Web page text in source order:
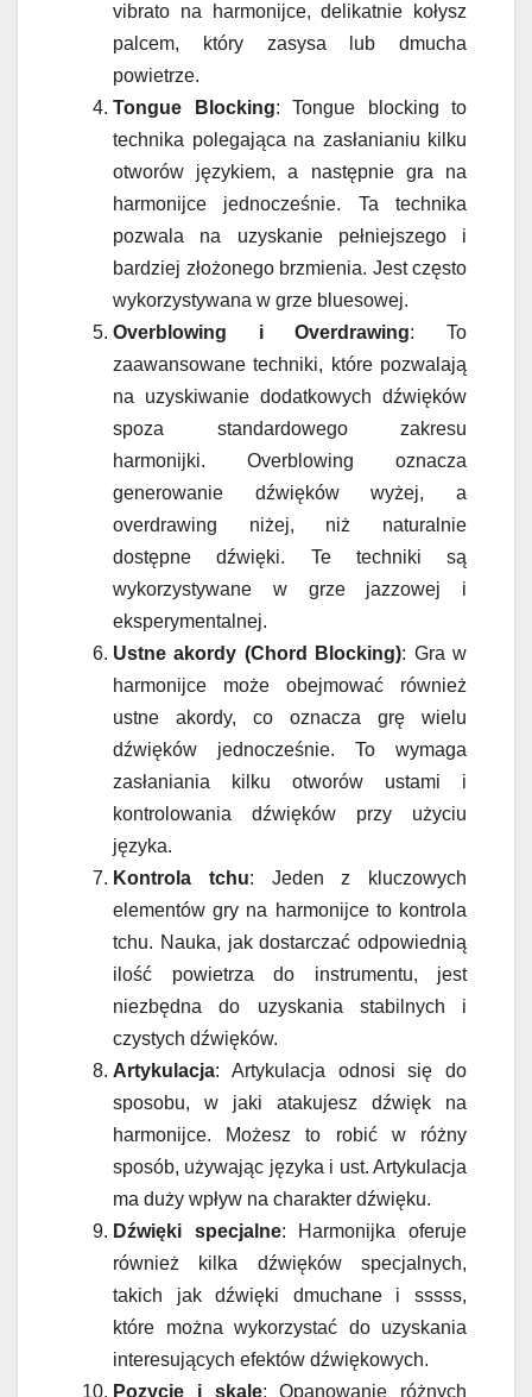
vibrato na harmonijce, delikatnie kołysz
palcem, który zasysa lub dmucha
powietrze.
Tongue Blocking: Tongue blocking to
technika polegająca na zasłanianiu kilku
otworów językiem, a następnie gra na
harmonijce jednocześnie. Ta technika
pozwala na uzyskanie pełniejszego i
bardziej złożonego brzmienia. Jest często
wykorzystywana w grze bluesowej.
Overblowing i Overdrawing: To
zaawansowane techniki, które pozwalają
na uzyskiwanie dodatkowych dźwięków
spoza standardowego zakresu
harmonijki. Overblowing oznacza
generowanie dźwięków wyżej, a
overdrawing niżej, niż naturalnie
dostępne dźwięki. Te techniki są
wykorzystywane w grze jazzowej i
eksperymentalnej.
Ustne akordy (Chord Blocking): Gra w
harmonijce może obejmować również
ustne akordy, co oznacza grę wielu
dźwięków jednocześnie. To wymaga
zasłaniania kilku otworów ustami i
kontrolowania dźwięków przy użyciu
języka.
Kontrola tchu: Jeden z kluczowych
elementów gry na harmonijce to kontrola
tchu. Nauka, jak dostarczać odpowiednią
ilość powietrza do instrumentu, jest
niezbędna do uzyskania stabilnych i
czystych dźwięków.
Artykulacja: Artykulacja odnosi się do
sposobu, w jaki atakujesz dźwięk na
harmonijce. Możesz to robić w różny
sposób, używając języka i ust. Artykulacja
ma duży wpływ na charakter dźwięku.
Dźwięki specjalne: Harmonijka oferuje
również kilka dźwięków specjalnych,
takich jak dźwięki dmuchane i sssss,
które można wykorzystać do uzyskania
interesujących efektów dźwiękowych.
Pozycje i skale: Opanowanie różnych